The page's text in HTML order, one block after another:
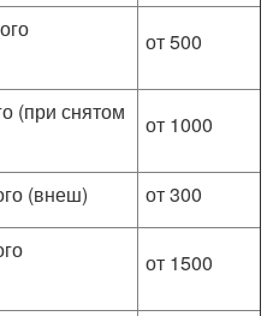
от 500
(при снятом
от 1000
(внеш)
от 300
от 1500